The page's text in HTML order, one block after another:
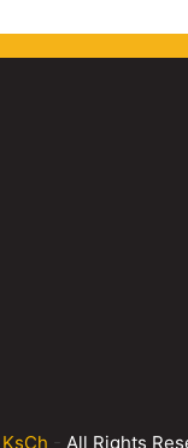
KsCh - All Rights